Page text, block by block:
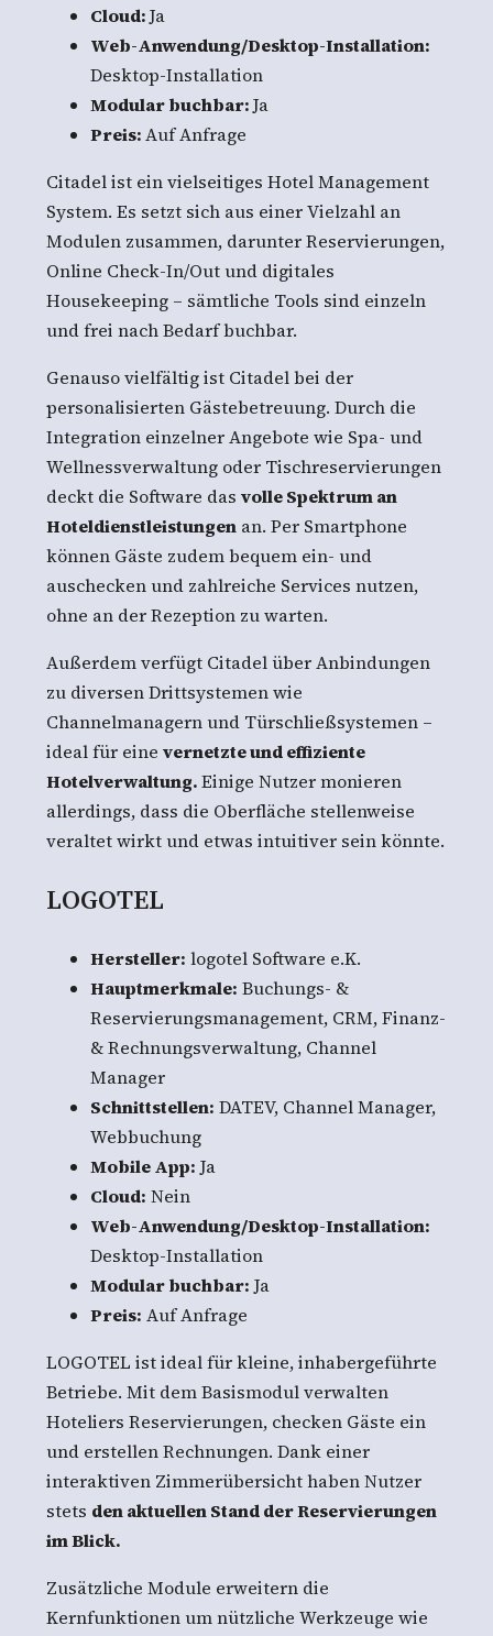
Cloud:Ja
Web-Anwendung/Desktop-Installation:
Desktop-Installation
Modular buchbar:Ja
Preis:Auf Anfrage
Citadel ist ein vielseitiges Hotel Management
System. Es setzt sich aus einer Vielzahl an
Modulen zusammen, darunter Reservierungen,
Online Check-In/Out und digitales
Housekeeping – sämtliche Tools sind einzeln
und frei nach Bedarf buchbar.
Genauso vielfältig ist Citadel bei der
personalisierten Gästebetreuung. Durch die
Integration einzelner Angebote wie Spa- und
Wellnessverwaltung oder Tischreservierungen
deckt die Software das volle Spektrum an
Hoteldienstleistungen an. Per Smartphone
können Gäste zudem bequem ein- und
auschecken und zahlreiche Services nutzen,
ohne an der Rezeption zu warten.
Außerdem verfügt Citadel über Anbindungen
zu diversen Drittsystemen wie
Channelmanagern und Türschließsystemen –
ideal für eine vernetzte und effiziente
Hotelverwaltung.Einige Nutzer monieren
allerdings, dass die Oberfläche stellenweise
veraltet wirkt und etwas intuitiver sein könnte.
LOGOTEL
Hersteller: logotel Software e.K.
Hauptmerkmale: Buchungs- &
Reservierungsmanagement, CRM, Finanz-
& Rechnungsverwaltung, Channel
Manager
Schnittstellen: DATEV, Channel Manager,
Webbuchung
Mobile App: Ja
Cloud: Nein
Web-Anwendung/Desktop-Installation:
Desktop-Installation
Modular buchbar: Ja
Preis: Auf Anfrage
LOGOTEL ist ideal für kleine, inhabergeführte
Betriebe. Mit dem Basismodul verwalten
Hoteliers Reservierungen, checken Gäste ein
und erstellen Rechnungen. Dank einer
interaktiven Zimmerübersicht haben Nutzer
stets den aktuellen Stand der Reservierungen
im Blick.
Zusätzliche Module erweitern die
Kernfunktionen um nützliche Werkzeuge wie